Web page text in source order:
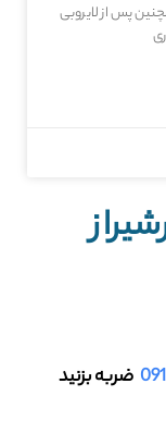
پس از لایروبی
ضربه بزنید